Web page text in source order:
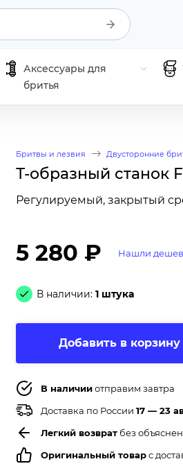
Аксессуары для
бритья
Бритвы и лезвия Двусторонние
Т-образный станок
Регулируемый, закрытый
5 280 ₽ Нашли
В наличии: 1 штука
Добавить в корзину
В наличииотправим завтра
Доставка по России 17 — 23
Легкий возврат без
Оригинальный товарс